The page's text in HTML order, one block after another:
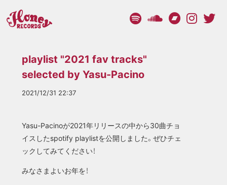
playlist "2021 fav tracks"
selected by Yasu-Pacino
2021/12/31 22:37
Yasu-Pacinoが2021年リリースの中から30曲チョ
イスしたspotify playlistを公開しました。ぜひチェ
ックしてみてください！
みなさまよいお年を！